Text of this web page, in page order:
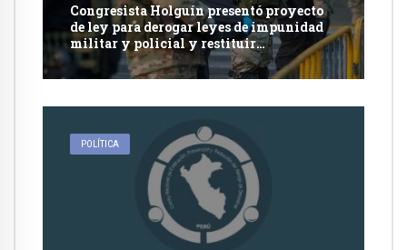
Congresista Holguín presentó proyecto
de ley para derogar leyes de impunidad
militar y policial y restituir
competencia de justicia ordinaria
POLÍTICA